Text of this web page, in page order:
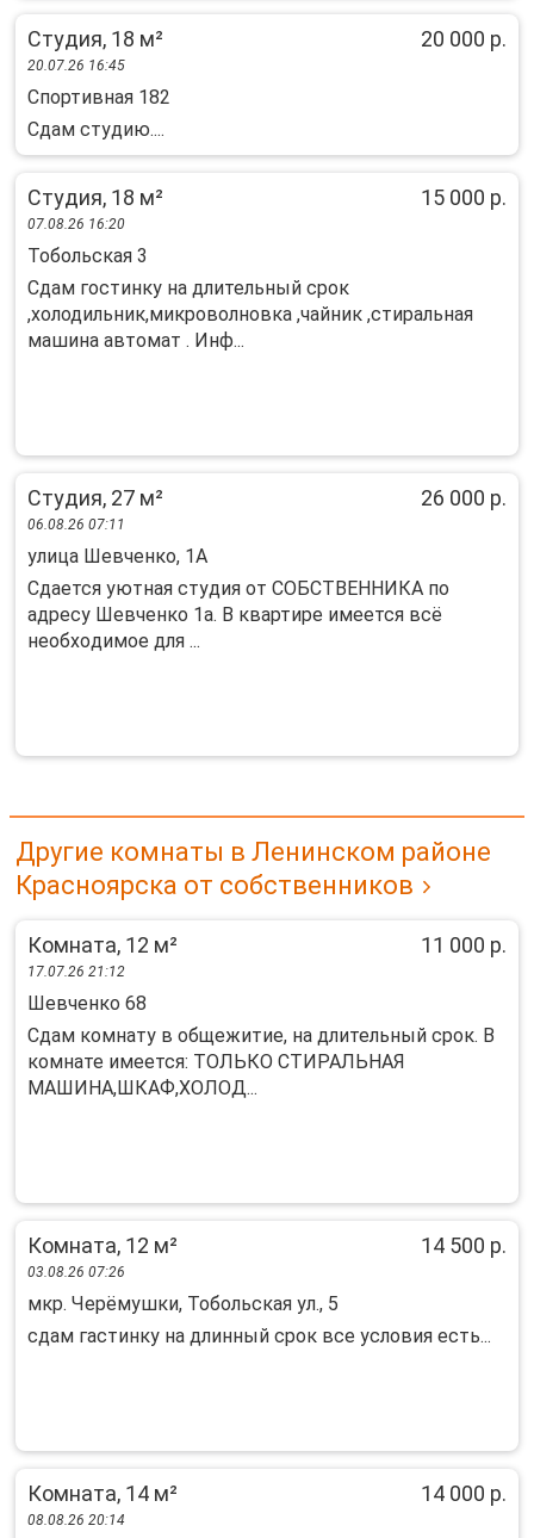
Студия, 18 м² 20 000 р.
20.07.26 16:45
Спортивная 182
Сдам студию....
Студия, 18 м² 15 000 р.
07.08.26 16:20
Тобольская 3
Сдам гостинку на длительный срок
,холодильник,микроволновка ,чайник ,стиральная
машина автомат . Инф...
Студия, 27 м² 26 000 р.
06.08.26 07:11
улица Шевченко, 1А
Cдaется уютнaя студия от СОБСТВЕННИКА пo
адресу Шевчeнко 1a. В квaртирe имеется вcё
нeoбxoдимoе для ...
Другие комнаты в Ленинском районе
Красноярска от собственников
Комната, 12 м² 11 000 р.
17.07.26 21:12
Шевченко 68
Сдам комнату в общежитие, на длительный срок. В
комнате имеется: ТОЛЬКО СТИРАЛЬНАЯ
МАШИНА,ШКАФ,ХОЛОД...
Комната, 12 м² 14 500 р.
03.08.26 07:26
мкр. Черёмушки, Тобольская ул., 5
сдам гастинку на длинный срок все условия есть...
Комната, 14 м² 14 000 р.
08.08.26 20:14